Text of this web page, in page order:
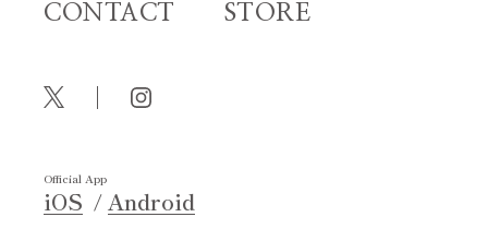
CONTACT
STORE
Official App
iOS Android